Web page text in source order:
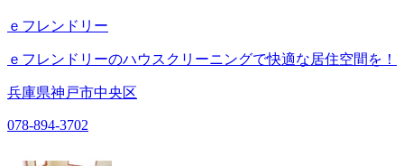
ｅフレンドリー
ｅフレンドリーのハウスクリーニングで快適な居住空間を！
兵庫県神戸市中央区
078-894-3702